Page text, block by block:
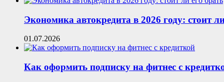
Экономика автокредита в 2026 году: стоит
01.07.2026
Как оформить подписку на фитнес с